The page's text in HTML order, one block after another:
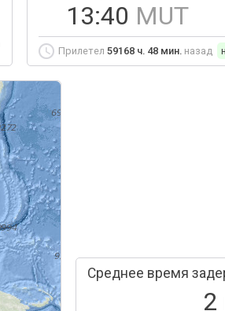
13:40 MUT
Прилетел 59168 ч. 48 мин. назад
Среднее время
2